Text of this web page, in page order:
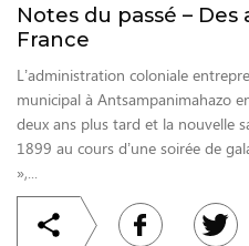
Notes du passé –
France
L’administration coloniale
municipal à Antsampanimahazo
deux ans plus tard et la nouvelle
1899 au cours d’une soirée de
»,...